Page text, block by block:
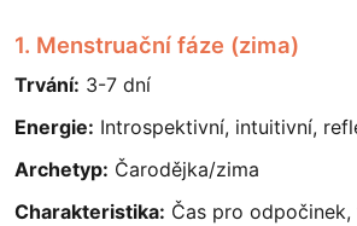
1. Menstruační fáze (zima)
Trvání: 3-7 dní
Energie: Introspektivní, intuitivní,
Archetyp: Čarodějka/zima
Charakteristika: Čas pro